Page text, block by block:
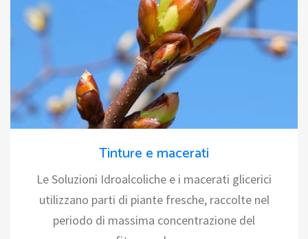
Tinture e macerati
Le Soluzioni Idroalcoliche e i macerati glicerici
utilizzano parti di piante fresche, raccolte nel
periodo di massima concentrazione del